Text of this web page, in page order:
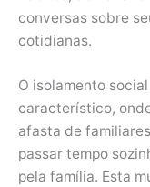
conversas sobre
cotidianas.
O isolamento
característico,
afasta de
passar tempo
pela família. Esta